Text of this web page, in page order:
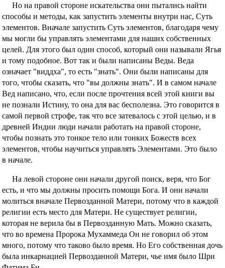
Но на правой стороне искательства они пытались найти
способы и методы, как запустить элементы внутри нас, Суть
элементов. Вначале запустить Суть элементов, благодаря чему
мы могли бы управлять элементами для наших собственных
целей. Для этого был один способ, который они называли Ягья
и тому подобное. Вот так и были написаны Веды. Веда
означает "виддха", то есть "знать". Они были написаны для
того, чтобы сказать, что "вы должны знать". И в самом начале
Вед написано, что, если после прочтения всей этой книги вы
не познали Истину, то она для вас бесполезна. Это говорится в
самой первой строфе, так что все затевалось с этой целью, и в
древней Индии люди начали работать на правой стороне,
чтобы познать это тонкое тело или тонких Божеств всех
элементов, чтобы научиться управлять Элементами. Это было
в начале.
На левой стороне они начали другой поиск, веря, что Бог
есть, и что мы должны просить помощи Бога. И они начали
молиться вначале Первозданной Матери, потому что в каждой
религии есть место для Матери. Не существует религии,
которая не верила бы в Первозданную Мать. Можно сказать,
что во времена Пророка Мухаммеда Он не говорил об этом
много, потому что таково было время. Но Его собственная дочь
была инкарнацией Первозданной Матери, чье имя было Шри